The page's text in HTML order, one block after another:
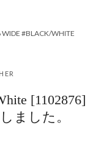
WIDE #BLACK/WHITE
[1102876]
ました。